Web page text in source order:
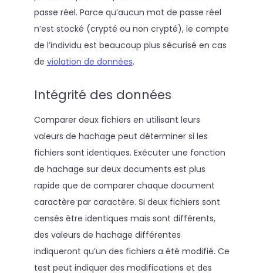
passe réel. Parce qu’aucun mot de passe réel
n’est stocké (crypté ou non crypté), le compte
de l’individu est beaucoup plus sécurisé en cas
de violation de données.
Intégrité des données
Comparer deux fichiers en utilisant leurs
valeurs de hachage peut déterminer si les
fichiers sont identiques. Exécuter une fonction
de hachage sur deux documents est plus
rapide que de comparer chaque document
caractère par caractère. Si deux fichiers sont
censés être identiques mais sont différents,
des valeurs de hachage différentes
indiqueront qu’un des fichiers a été modifié. Ce
test peut indiquer des modifications et des